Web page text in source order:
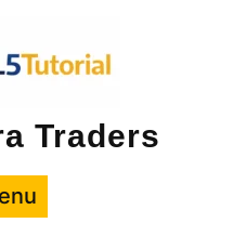
Traders